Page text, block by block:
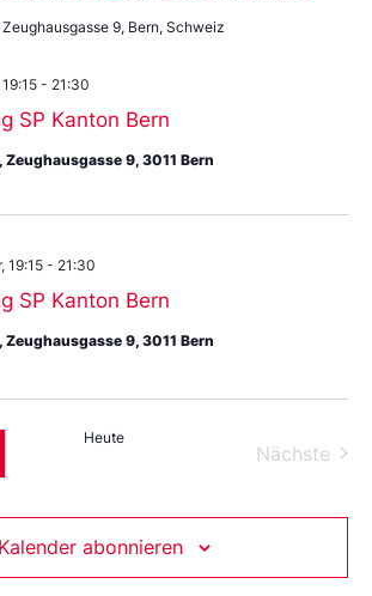
Zeughausgasse 9, Bern, Schweiz
SP Kanton Bern
- 21:30
Zeughausgasse 9, 3011 Bern
SP Kanton Bern
19:15 - 21:30
Zeughausgasse 9, 3011 Bern
Heute
Nächste
Kalender abonnieren